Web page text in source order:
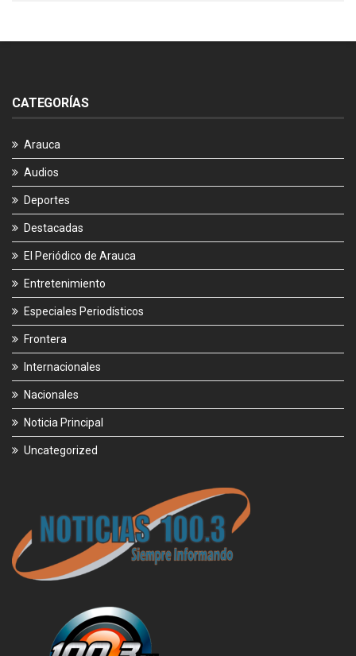
CATEGORÍAS
Arauca
Audios
Deportes
Destacadas
El Periódico de Arauca
Entretenimiento
Especiales Periodísticos
Frontera
Internacionales
Nacionales
Noticia Principal
Uncategorized